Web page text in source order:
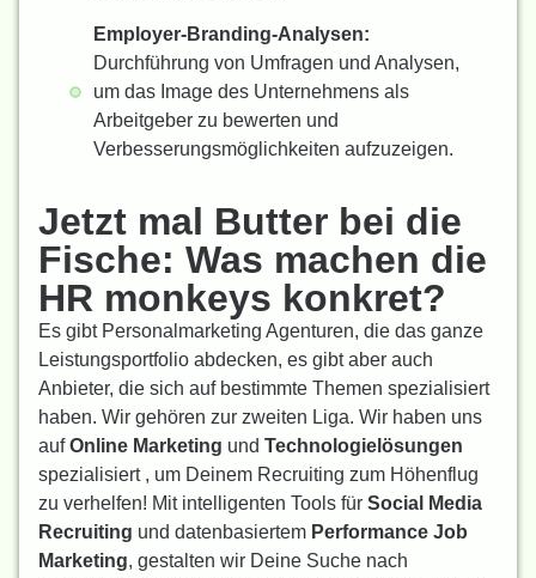
Employer-Branding-Analysen:
Durchführung von Umfragen und Analysen,
um das Image des Unternehmens als
Arbeitgeber zu bewerten und
Verbesserungsmöglichkeiten aufzuzeigen.
Jetzt mal Butter bei die
Fische: Was machen die
HR monkeys konkret?
Es gibt Personalmarketing Agenturen, die das ganze
Leistungsportfolio abdecken, es gibt aber auch
Anbieter, die sich auf bestimmte Themen spezialisiert
haben. Wir gehören zur zweiten Liga. Wir haben uns
aufOnline Marketing und Technologielösungen
spezialisiert , um Deinem Recruiting zum Höhenflug
zu verhelfen! Mit intelligenten Tools für Social Media
Recruiting und datenbasiertem Performance Job
Marketing, gestalten wir Deine Suche nach